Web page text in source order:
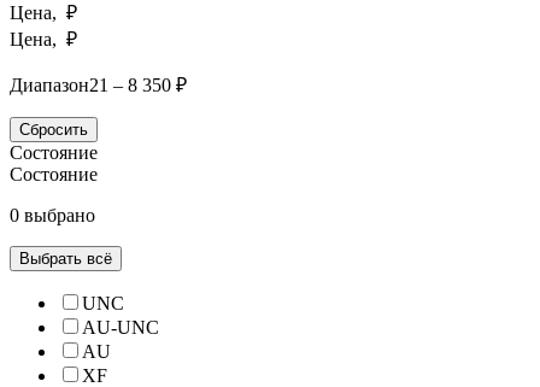
Цена, ₽
Цена, ₽
Диапазон21 – 8 350 ₽
Сбросить
Состояние
Состояние
0 выбрано
Выбрать всё
UNC
AU-UNC
AU
XF